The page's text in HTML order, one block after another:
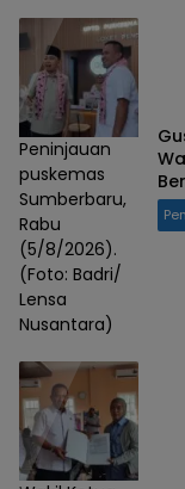
Peninjauan
puskemas
Sumberbaru,
Rabu
(5/8/2026).
(Foto: Badri/
Lensa
Nusantara)